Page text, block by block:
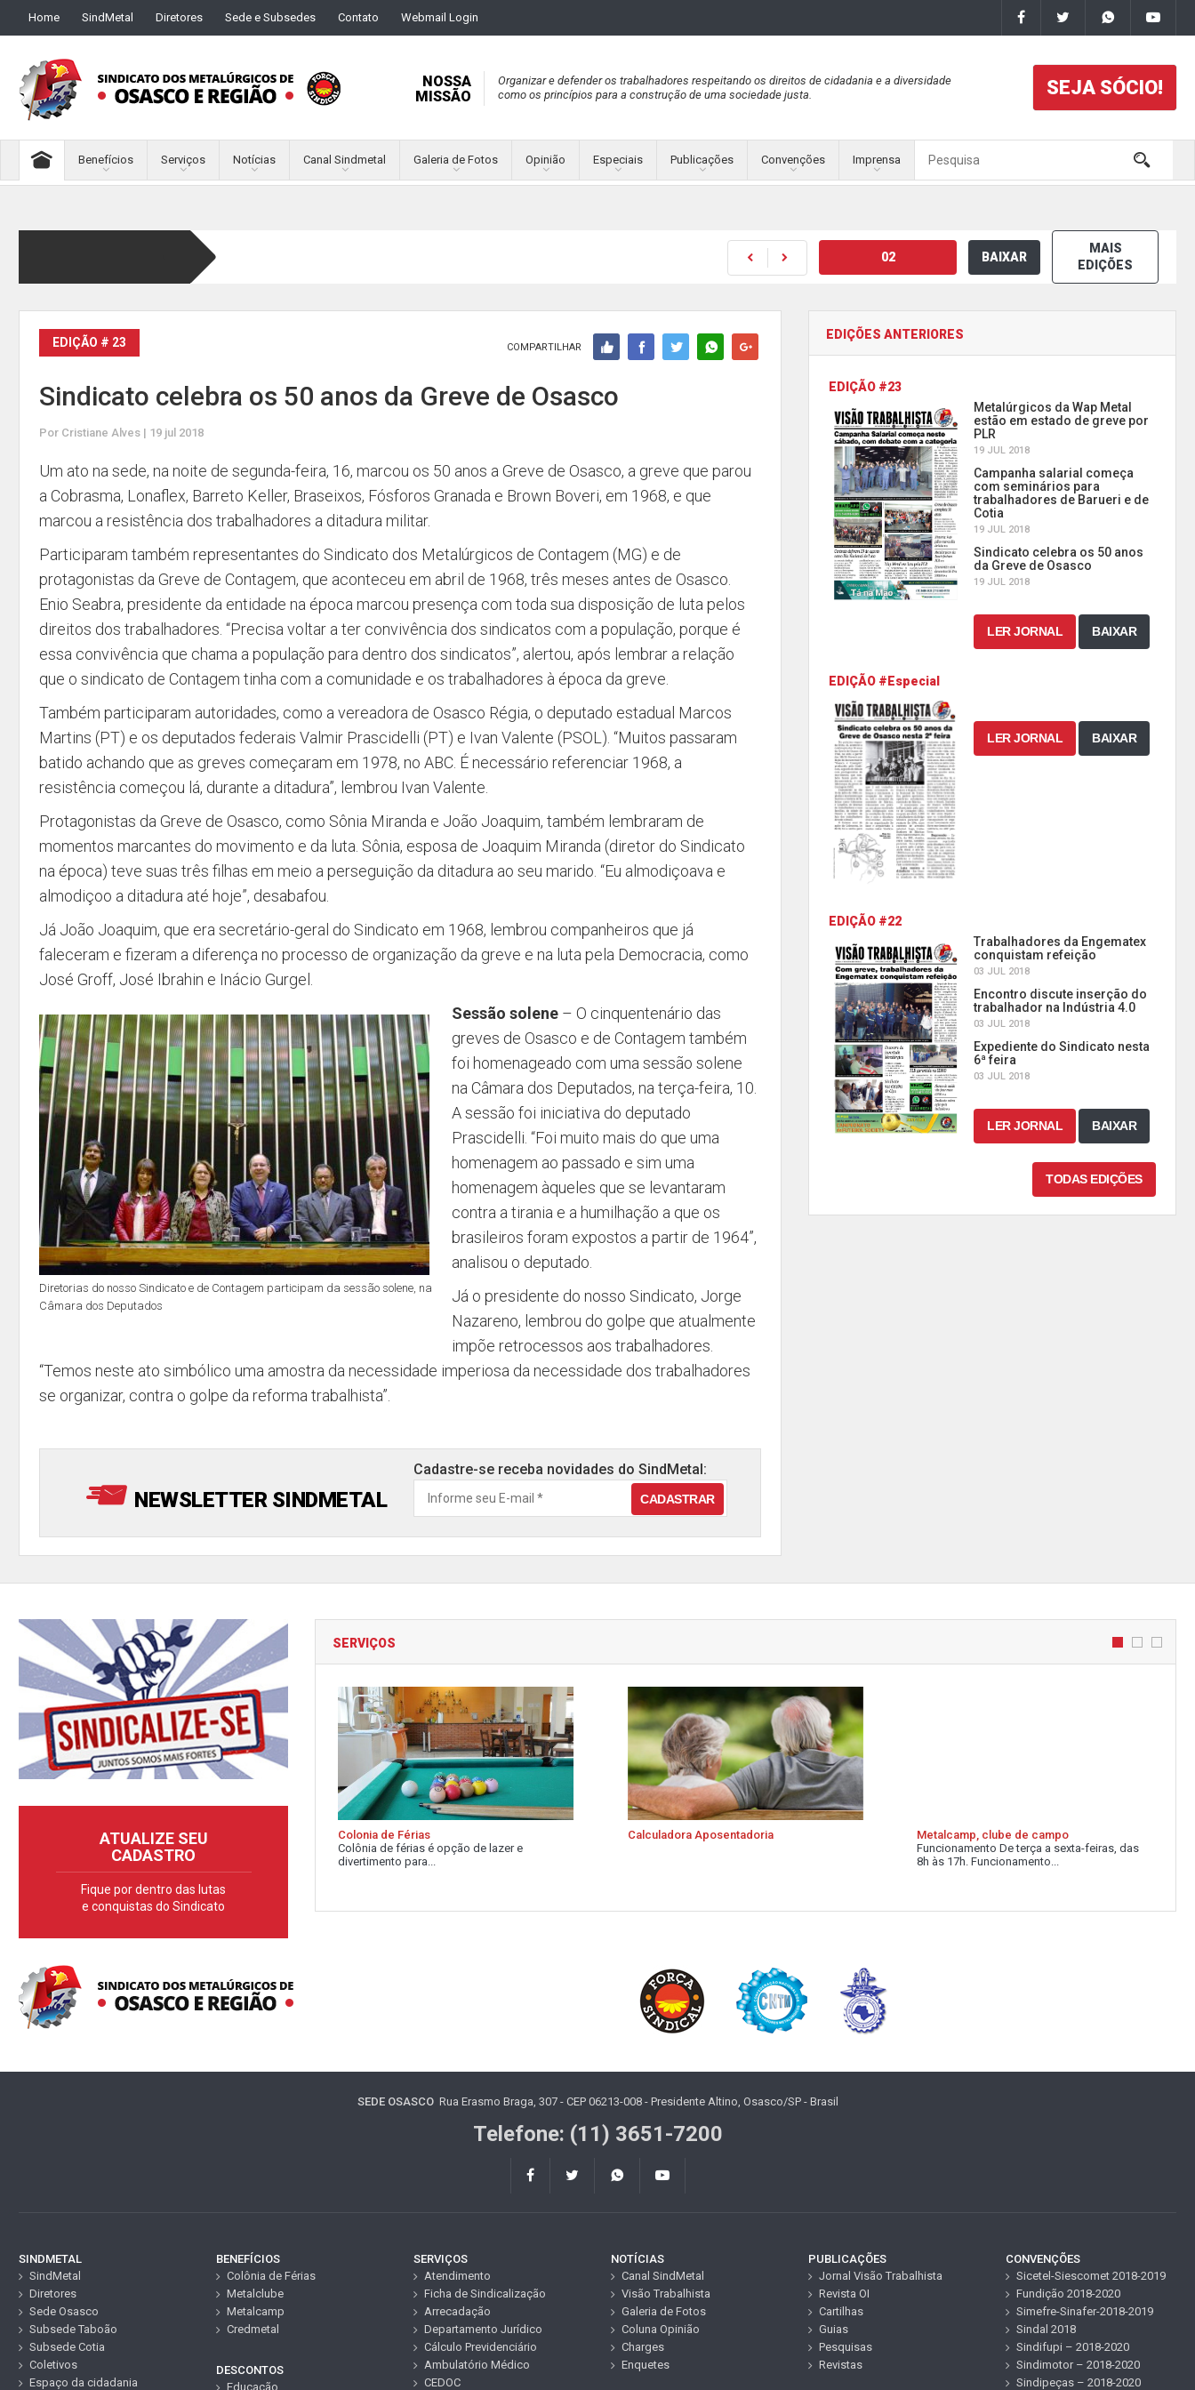
Home SindMetal Diretores Sede e Subsedes Contato Webmail Login
NOSSA
MISSÃO
Organizar e defender os trabalhadores respeitando os direitos de cidadania e a diversidade
como os princípios para a construção de uma sociedade justa.
SEJA SÓCIO!
Benefícios Serviços Notícias Canal Sindmetal Galeria de Fotos Opinião Especiais Publicações Convenções Imprensa
02 BAIXAR
MAIS
EDIÇÕES
EDIÇÃO # 23 COMPARTILHAR
Sindicato celebra os 50 anos da Greve de Osasco
Por Cristiane Alves | 19 jul 2018
Um ato na sede, na noite de segunda-feira, 16, marcou os 50 anos a Greve de Osasco, a greve que parou
a Cobrasma, Lonaflex, Barreto Keller, Braseixos, Fósforos Granada e Brown Boveri, em 1968, e que
marcou a resistência dos trabalhadores a ditadura militar.
Participaram também representantes do Sindicato dos Metalúrgicos de Contagem (MG) e de
protagonistas da Greve de Contagem, que aconteceu em abril de 1968, três meses antes de Osasco.
Enio Seabra, presidente da entidade na época marcou presença com toda sua disposição de luta pelos
direitos dos trabalhadores. “Precisa voltar a ter convivência dos sindicatos com a população, porque é
essa convivência que chama a população para dentro dos sindicatos”, alertou, após lembrar a relação
que o sindicato de Contagem tinha com a comunidade e os trabalhadores à época da greve.
Também participaram autoridades, como a vereadora de Osasco Régia, o deputado estadual Marcos
Martins (PT) e os deputados federais Valmir Prascidelli (PT) e Ivan Valente (PSOL). “Muitos passaram
batido achando que as greves começaram em 1978, no ABC. É necessário referenciar 1968, a
resistência começou lá, durante a ditadura”, lembrou Ivan Valente.
Protagonistas da Greve de Osasco, como Sônia Miranda e João Joaquim, também lembraram de
momentos marcantes do movimento e da luta. Sônia, esposa de Joaquim Miranda (diretor do Sindicato
na época) teve suas três filhas em meio a perseguição da ditadura ao seu marido. “Eu almodiçoava e
almodiçoo a ditadura até hoje”, desabafou.
Já João Joaquim, que era secretário-geral do Sindicato em 1968, lembrou companheiros que já
faleceram e fizeram a diferença no processo de organização da greve e na luta pela Democracia, como
José Groff, José Ibrahin e Inácio Gurgel.
Diretorias do nosso Sindicato e de Contagem participam da sessão solene, na
Câmara dos Deputados
Sessão solene – O cinquentenário das
greves de Osasco e de Contagem também
foi homenageado com uma sessão solene
na Câmara dos Deputados, na terça-feira, 10.
A sessão foi iniciativa do deputado
Prascidelli. “Foi muito mais do que uma
homenagem ao passado e sim uma
homenagem àqueles que se levantaram
contra a tirania e a humilhação a que os
brasileiros foram expostos a partir de 1964”,
analisou o deputado.
Já o presidente do nosso Sindicato, Jorge
Nazareno, lembrou do golpe que atualmente
impõe retrocessos aos trabalhadores.
“Temos neste ato simbólico uma amostra da necessidade imperiosa da necessidade dos trabalhadores
se organizar, contra o golpe da reforma trabalhista”.
NEWSLETTER SINDMETAL
Cadastre-se receba novidades do SindMetal:
EDIÇÕES ANTERIORES
EDIÇÃO #23
Metalúrgicos da Wap Metal
estão em estado de greve por
PLR
19 JUL 2018
Campanha salarial começa
com seminários para
trabalhadores de Barueri e de
Cotia
19 JUL 2018
Sindicato celebra os 50 anos
da Greve de Osasco
19 JUL 2018
LER JORNAL BAIXAR
EDIÇÃO #Especial
LER JORNAL BAIXAR
EDIÇÃO #22
Trabalhadores da Engematex
conquistam refeição
03 JUL 2018
Encontro discute inserção do
trabalhador na Indústria 4.0
03 JUL 2018
Expediente do Sindicato nesta
6ª feira
03 JUL 2018
LER JORNAL BAIXAR
TODAS EDIÇÕES
ATUALIZE SEU
CADASTRO
Fique por dentro das lutas
e conquistas do Sindicato
SERVIÇOS
Colonia de Férias
Colônia de férias é opção de lazer e
divertimento para...
Calculadora Aposentadoria
Metalcamp, clube de campo
Funcionamento De terça a sexta-feiras, das
8h às 17h. Funcionamento...
SEDE OSASCORua Erasmo Braga, 307 - CEP 06213-008 - Presidente Altino, Osasco/SP - Brasil
Telefone: (11) 3651-7200
SINDMETAL
SindMetal
Diretores
Sede Osasco
Subsede Taboão
Subsede Cotia
Coletivos
Espaço da cidadania
BENEFÍCIOS
Colônia de Férias
Metalclube
Metalcamp
Credmetal
DESCONTOS
Educação
SERVIÇOS
Atendimento
Ficha de Sindicalização
Arrecadação
Departamento Jurídico
Cálculo Previdenciário
Ambulatório Médico
CEDOC
NOTÍCIAS
Canal SindMetal
Visão Trabalhista
Galeria de Fotos
Coluna Opinião
Charges
Enquetes
PUBLICAÇÕES
Jornal Visão Trabalhista
Revista OI
Cartilhas
Guias
Pesquisas
Revistas
CONVENÇÕES
Sicetel-Siescomet 2018-2019
Fundição 2018-2020
Simefre-Sinafer-2018-2019
Sindal 2018
Sindifupi – 2018-2020
Sindimotor – 2018-2020
Sindipeças – 2018-2020